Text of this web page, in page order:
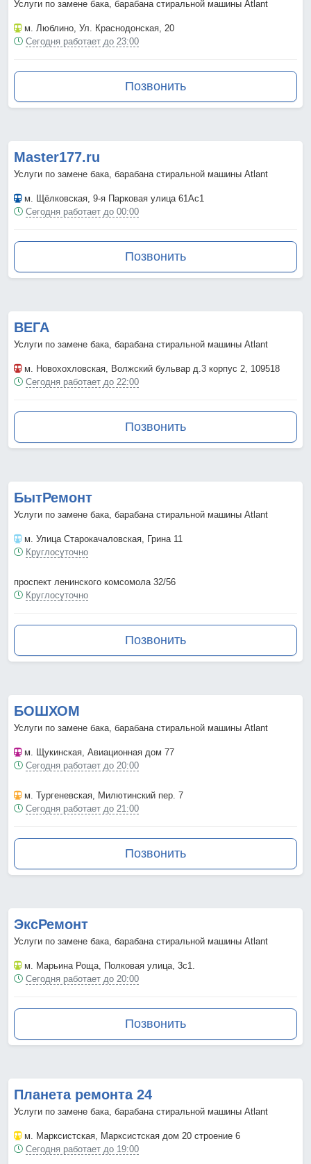
Услуги по замене бака, барабана стиральной машины Atlant
м. Люблино, Ул. Краснодонская, 20
Сегодня работает до 23:00
Позвонить
Master177.ru
Услуги по замене бака, барабана стиральной машины Atlant
м. Щёлковская, 9-я Парковая улица 61Ас1
Сегодня работает до 00:00
Позвонить
ВЕГА
Услуги по замене бака, барабана стиральной машины Atlant
м. Новохохловская, Волжский бульвар д.3 корпус 2, 109518
Сегодня работает до 22:00
Позвонить
БытРемонт
Услуги по замене бака, барабана стиральной машины Atlant
м. Улица Старокачаловская, Грина 11
Круглосуточно
проспект ленинского комсомола 32/56
Круглосуточно
Позвонить
БОШХОМ
Услуги по замене бака, барабана стиральной машины Atlant
м. Щукинская, Авиационная дом 77
Сегодня работает до 20:00
м. Тургеневская, Милютинский пер. 7
Сегодня работает до 21:00
Позвонить
ЭксРемонт
Услуги по замене бака, барабана стиральной машины Atlant
м. Марьина Роща, Полковая улица, 3с1.
Сегодня работает до 20:00
Позвонить
Планета ремонта 24
Услуги по замене бака, барабана стиральной машины Atlant
м. Марксистская, Марксистская дом 20 строение 6
Сегодня работает до 19:00